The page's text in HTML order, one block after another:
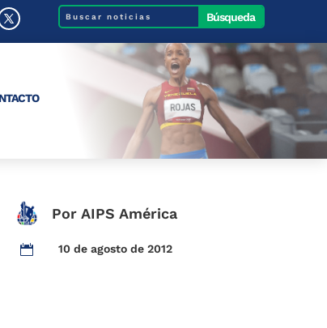
Por AIPS América
 10 de agosto de 2012